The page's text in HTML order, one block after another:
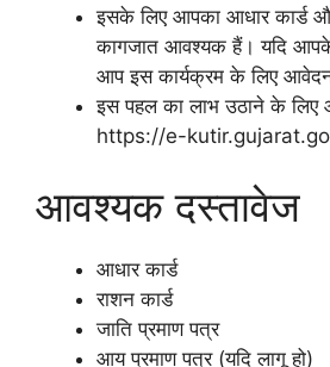
इसके लिए आपका आधार कार्ड
कागजात आवश्यक हैं। यदि
आप इस कार्यक्रम के लिए
इस पहल का लाभ उठाने के लिए
https://e-
आवश्यक दस्तावेज
आधार कार्ड
राशन कार्ड
जाति प्रमाण पत्र
आय प्रमाण पत्र (यदि लागू हो)